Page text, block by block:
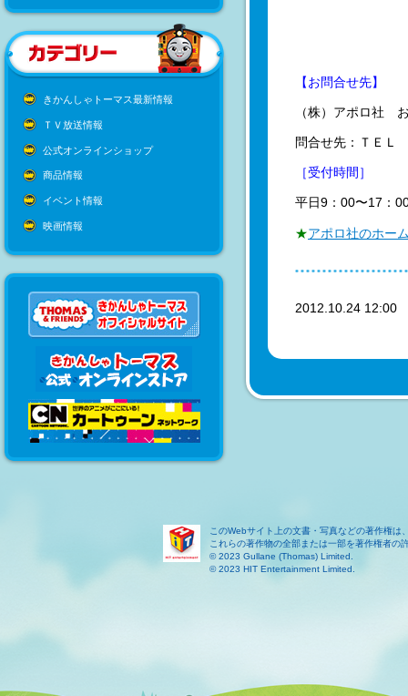
きかんしゃトーマス最新情報
ＴＶ放送情報
公式オンラインショップ
商品情報
イベント情報
映画情報
【お問合せ先】
（株）アポロ社
問合せ先：ＴＥ
［受付時間］
平日9：00〜17：
★アポロ社のホー
2012.10.24
このWebサイト上の文書・写真などの著作権は
これらの著作物の全部または一部を著作権者の
© 2023 Gullane (Thomas) Limited.
© 2023 HIT Entertainment Limited.